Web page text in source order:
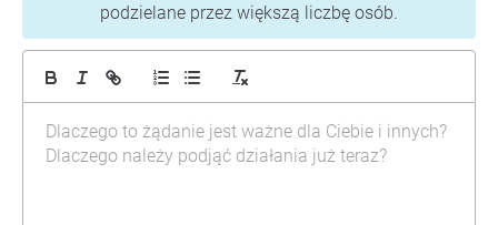
podzielane przez większą liczbę osób.